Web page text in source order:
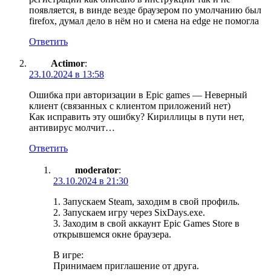
появляется, в винде везде браузером по умолчанию был
firefox, думал дело в нём но и смена на edge не помогла
Ответить
Actimor:
23.10.2024 в 13:58
Ошибка при авторизации в Epic games — Неверный
клиент (связанных с клиентом приложений нет)
Как исправить эту ошибку? Кириллицы в пути нет,
антивирус молчит…
Ответить
moderator:
23.10.2024 в 21:30
1. Запускаем Steam, заходим в свой профиль.
2. Запускаем игру через SixDays.exe.
3. Заходим в свой аккаунт Epic Games Store в
открывшемся окне браузера.
В игре:
Принимаем приглашение от друга.